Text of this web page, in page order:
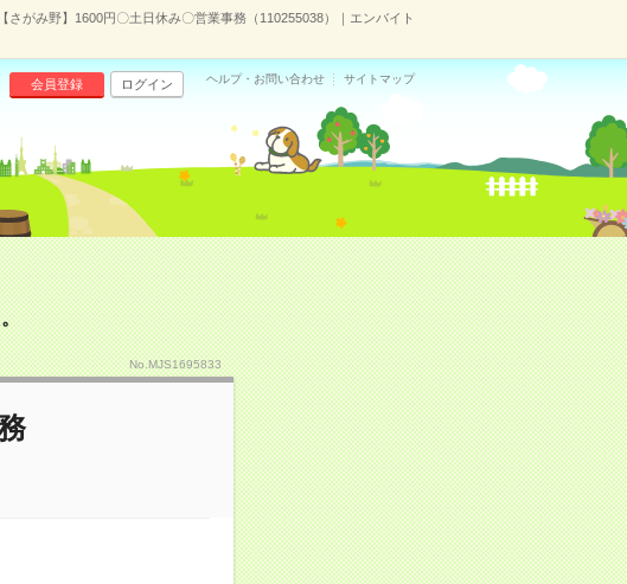
【さがみ野】1600円〇土日休み〇営業事務（110255038）｜エンバイト
会員登録 ログイン ヘルプ・お問い合わせ サイトマップ
No.MJS1695833